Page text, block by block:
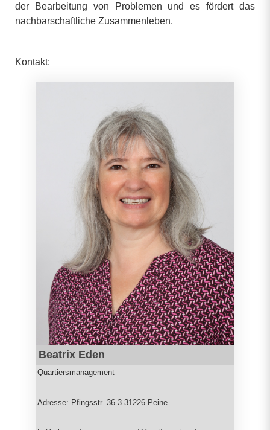
der Bearbeitung von Problemen und es fördert das
nachbarschaftliche Zusammenleben.
Kontakt:
Beatrix Eden
Quartiersmanagement
Adresse: Pfingsstr. 36 3 31226 Peine